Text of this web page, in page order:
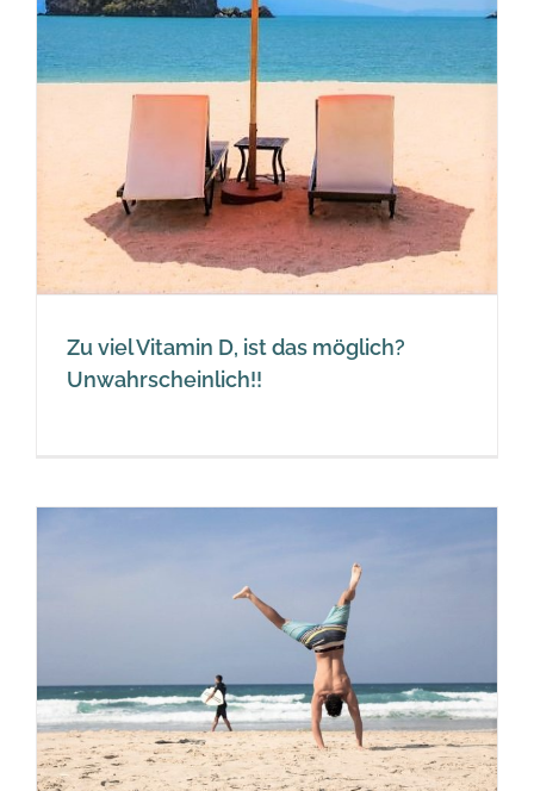
Zu viel Vitamin D, ist das möglich?
Unwahrscheinlich!!